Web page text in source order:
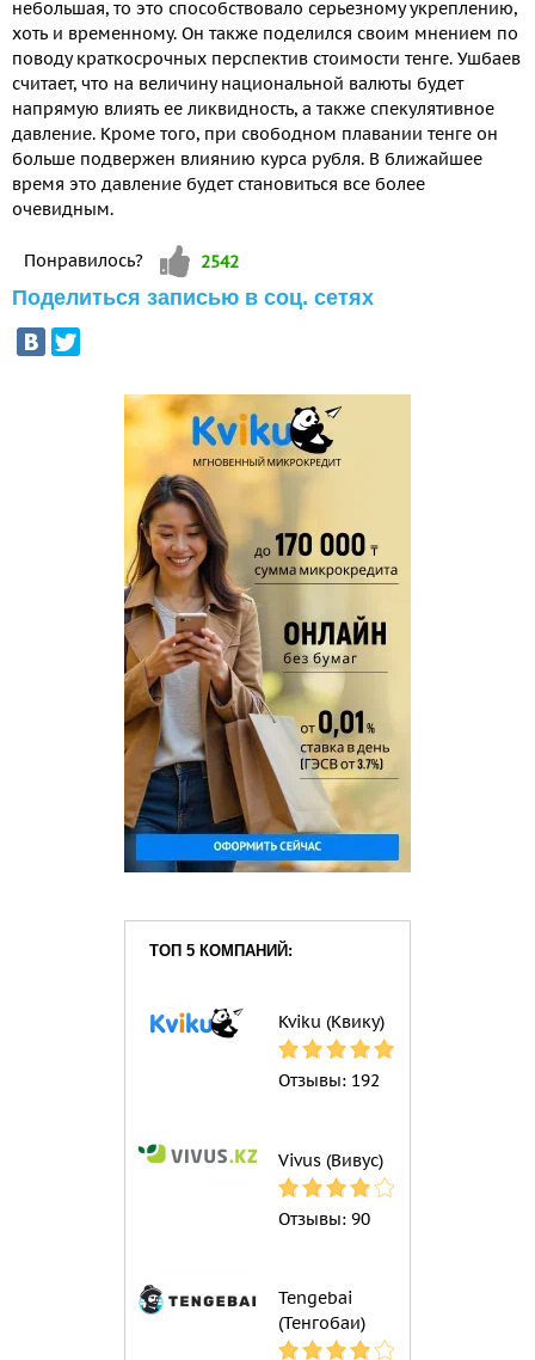
небольшая, то это способствовало серьезному укреплению,
хоть и временному. Он также поделился своим мнением по
поводу краткосрочных перспектив стоимости тенге. Ушбаев
считает, что на величину национальной валюты будет
напрямую влиять ее ликвидность, а также спекулятивное
давление. Кроме того, при свободном плавании тенге он
больше подвержен влиянию курса рубля. В ближайшее
время это давление будет становиться все более
очевидным.
Понравилось? Vote up!
2542
Поделиться записью в соц. сетях
ТОП 5 КОМПАНИЙ:
Kviku (Квику)
Отзывы: 192
Vivus (Вивус)
Отзывы: 90
Tengebai
(Тенгобаи)